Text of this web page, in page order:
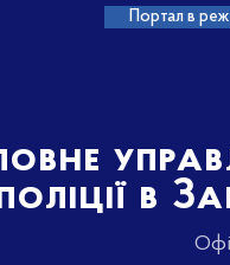
Портал в
в